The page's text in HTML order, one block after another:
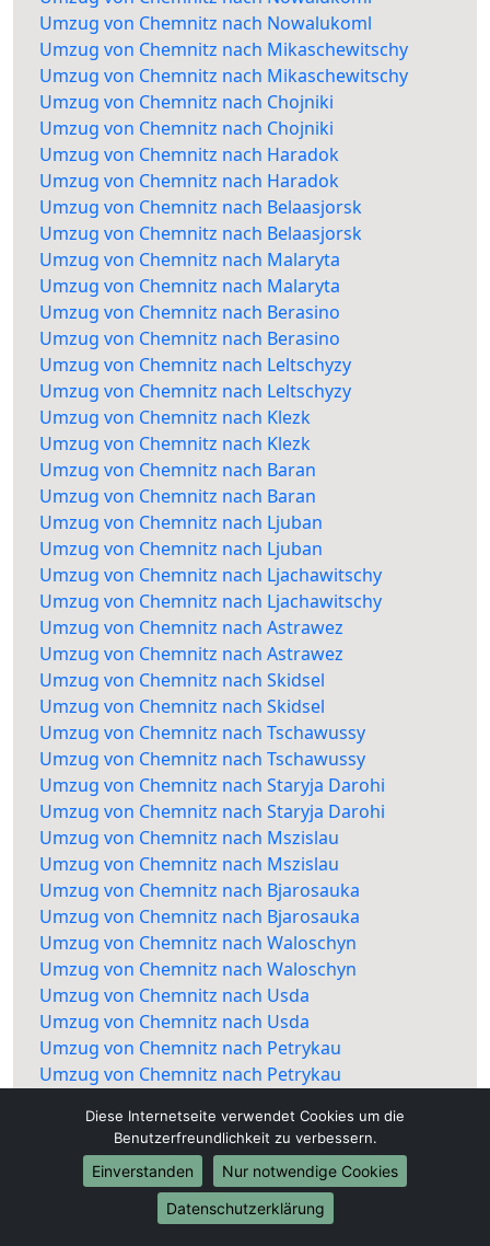
Umzug von Chemnitz nach Nowalukoml
Umzug von Chemnitz nach Mikaschewitschy
Umzug von Chemnitz nach Mikaschewitschy
Umzug von Chemnitz nach Chojniki
Umzug von Chemnitz nach Chojniki
Umzug von Chemnitz nach Haradok
Umzug von Chemnitz nach Haradok
Umzug von Chemnitz nach Belaasjorsk
Umzug von Chemnitz nach Belaasjorsk
Umzug von Chemnitz nach Malaryta
Umzug von Chemnitz nach Malaryta
Umzug von Chemnitz nach Berasino
Umzug von Chemnitz nach Berasino
Umzug von Chemnitz nach Leltschyzy
Umzug von Chemnitz nach Leltschyzy
Umzug von Chemnitz nach Klezk
Umzug von Chemnitz nach Klezk
Umzug von Chemnitz nach Baran
Umzug von Chemnitz nach Baran
Umzug von Chemnitz nach Ljuban
Umzug von Chemnitz nach Ljuban
Umzug von Chemnitz nach Ljachawitschy
Umzug von Chemnitz nach Ljachawitschy
Umzug von Chemnitz nach Astrawez
Umzug von Chemnitz nach Astrawez
Umzug von Chemnitz nach Skidsel
Umzug von Chemnitz nach Skidsel
Umzug von Chemnitz nach Tschawussy
Umzug von Chemnitz nach Tschawussy
Umzug von Chemnitz nach Staryja Darohi
Umzug von Chemnitz nach Staryja Darohi
Umzug von Chemnitz nach Mszislau
Umzug von Chemnitz nach Mszislau
Umzug von Chemnitz nach Bjarosauka
Umzug von Chemnitz nach Bjarosauka
Umzug von Chemnitz nach Waloschyn
Umzug von Chemnitz nach Waloschyn
Umzug von Chemnitz nach Usda
Umzug von Chemnitz nach Usda
Umzug von Chemnitz nach Petrykau
Umzug von Chemnitz nach Petrykau
Diese Internetseite verwendet Cookies um die
Benutzerfreundlichkeit zu verbessern.
Einverstanden
Nur notwendige Cookies
Datenschutzerklärung